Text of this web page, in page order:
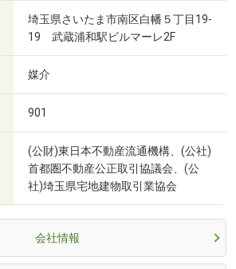
埼玉県さいたま市南区白幡５丁目19-
19 武蔵浦和駅ビルマーレ2F
媒介
901
(公財)東日本不動産流通機構、(公社)
首都圏不動産公正取引協議会、(公
社)埼玉県宅地建物取引業協会
会社情報